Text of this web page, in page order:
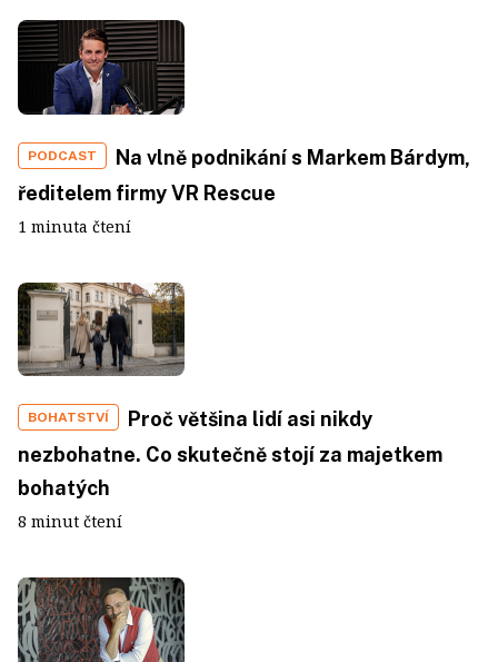
PODCAST
Na vlně podnikání s Markem Bárdym,
ředitelem firmy VR Rescue
1 minuta čtení
BOHATSTVÍ
Proč většina lidí asi nikdy
nezbohatne. Co skutečně stojí za majetkem
bohatých
8 minut čtení